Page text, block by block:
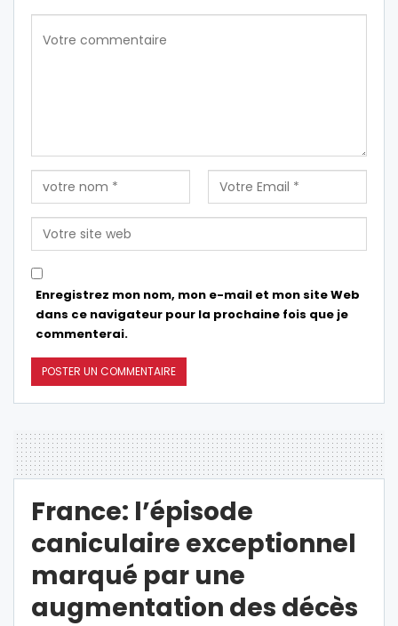
Enregistrez mon nom, mon e-mail et mon site Web
dans ce navigateur pour la prochaine fois que je
commenterai.
France: l’épisode
caniculaire exceptionnel
marqué par une
augmentation des décès